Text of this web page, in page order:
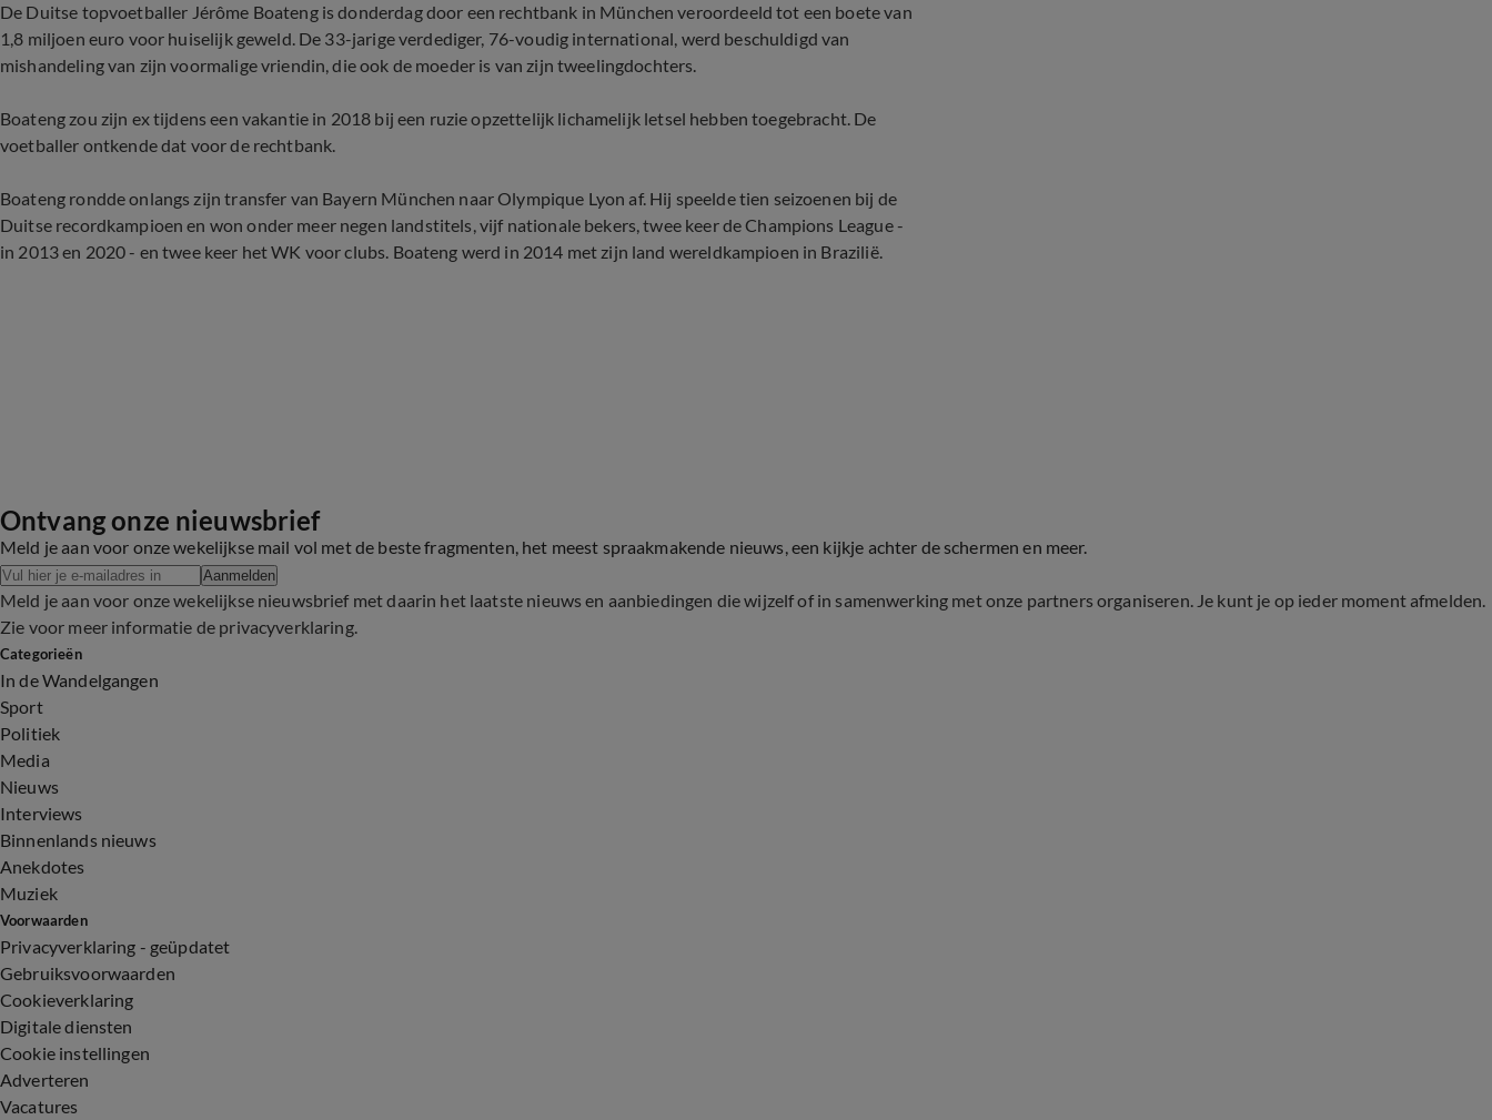
De Duitse topvoetballer Jérôme Boateng is donderdag door een rechtbank in München veroordeeld tot een boete van
1,8 miljoen euro voor huiselijk geweld. De 33-jarige verdediger, 76-voudig international, werd beschuldigd van
mishandeling van zijn voormalige vriendin, die ook de moeder is van zijn tweelingdochters.
Boateng zou zijn ex tijdens een vakantie in 2018 bij een ruzie opzettelijk lichamelijk letsel hebben toegebracht. De
voetballer ontkende dat voor de rechtbank.
Boateng rondde onlangs zijn transfer van Bayern München naar Olympique Lyon af. Hij speelde tien seizoenen bij de
Duitse recordkampioen en won onder meer negen landstitels, vijf nationale bekers, twee keer de Champions League -
in 2013 en 2020 - en twee keer het WK voor clubs. Boateng werd in 2014 met zijn land wereldkampioen in Brazilië.
Ontvang onze nieuwsbrief
Meld je aan voor onze wekelijkse mail vol met de beste fragmenten, het meest spraakmakende nieuws, een kijkje achter de schermen en meer.
Aanmelden
Meld je aan voor onze wekelijkse nieuwsbrief met daarin het laatste nieuws en aanbiedingen die wijzelf of in samenwerking met onze partners organiseren. Je kunt je op ieder moment afmelden.
Zie voor meer informatie de privacyverklaring.
Categorieën
In de Wandelgangen
Sport
Politiek
Media
Nieuws
Interviews
Binnenlands nieuws
Anekdotes
Muziek
Voorwaarden
Privacyverklaring - geüpdatet
Gebruiksvoorwaarden
Cookieverklaring
Digitale diensten
Cookie instellingen
Adverteren
Vacatures